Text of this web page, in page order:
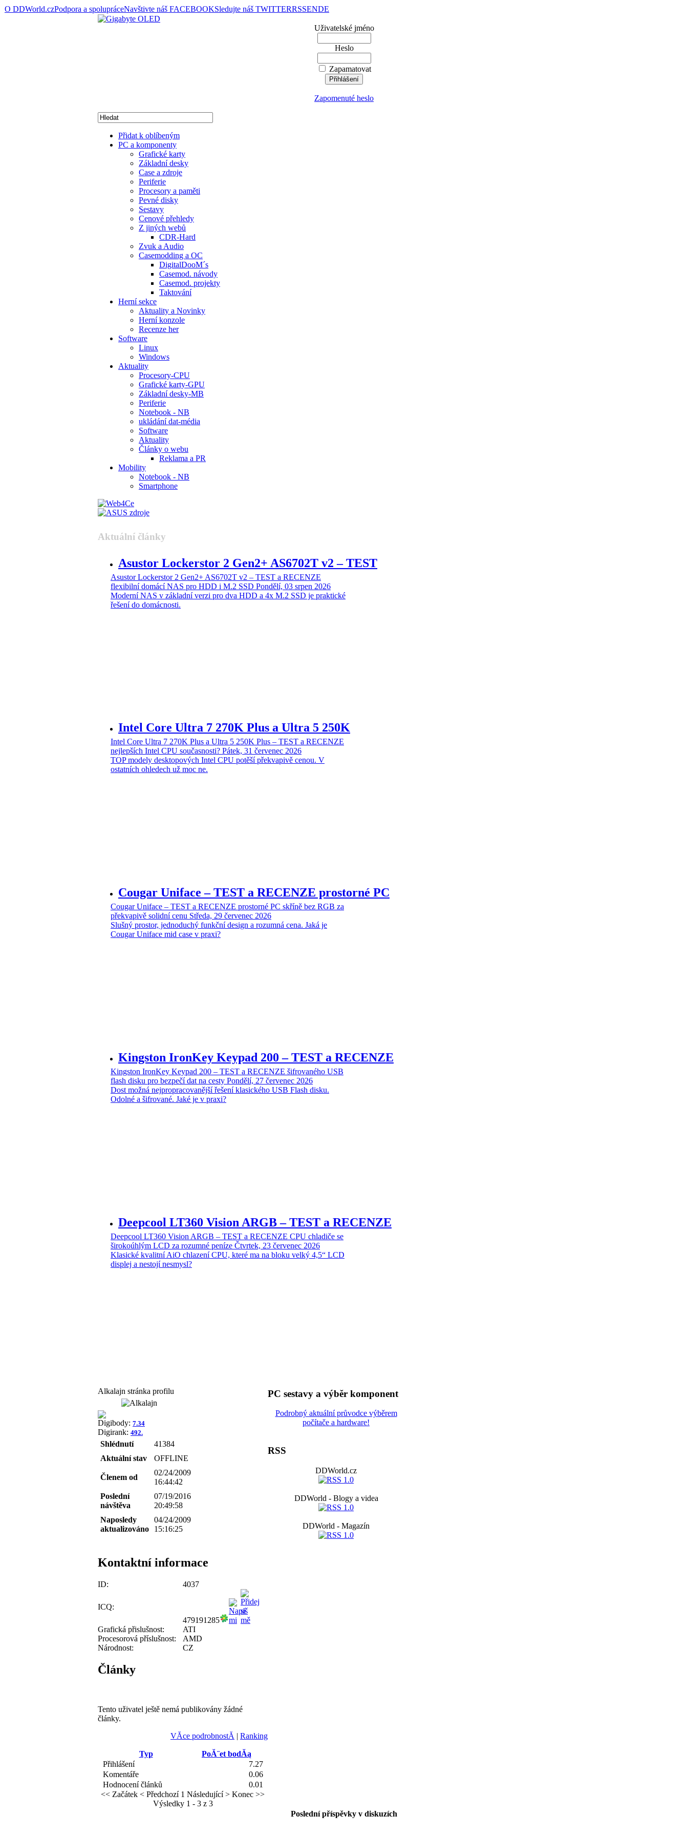
O DDWorld.czPodpora a spolupráceNavštivte náš FACEBOOKSledujte náš TWITTERRSSENDE
Uživatelské jméno
Heslo
Zapamatovat
Zapomenuté heslo
Přidat k oblíbeným
PC a komponenty
Grafické karty
Základní desky
Case a zdroje
Periferie
Procesory a paměti
Pevné disky
Sestavy
Cenové přehledy
Z jiných webů
CDR-Hard
Zvuk a Audio
Casemodding a OC
DigitalDooM´s
Casemod. návody
Casemod. projekty
Taktování
Herní sekce
Aktuality a Novinky
Herní konzole
Recenze her
Software
Linux
Windows
Aktuality
Procesory-CPU
Grafické karty-GPU
Základní desky-MB
Periferie
Notebook - NB
ukládání dat-média
Software
Aktuality
Články o webu
Reklama a PR
Mobility
Notebook - NB
Smartphone
Aktuální články
Asustor Lockerstor 2 Gen2+ AS6702T v2 – TEST
Asustor Lockerstor 2 Gen2+ AS6702T v2 – TEST a RECENZE
flexibilní domácí NAS pro HDD i M.2 SSD Pondělí, 03 srpen 2026
Moderní NAS v základní verzi pro dva HDD a 4x M.2 SSD je praktické
řešení do domácnosti.
Intel Core Ultra 7 270K Plus a Ultra 5 250K
Intel Core Ultra 7 270K Plus a Ultra 5 250K Plus – TEST a RECENZE
nejlepších Intel CPU současnosti? Pátek, 31 červenec 2026
TOP modely desktopových Intel CPU potěší překvapivě cenou. V
ostatních ohledech už moc ne.
Cougar Uniface – TEST a RECENZE prostorné PC
Cougar Uniface – TEST a RECENZE prostorné PC skříně bez RGB za
překvapivě solidní cenu Středa, 29 červenec 2026
Slušný prostor, jednoduchý funkční design a rozumná cena. Jaká je
Cougar Uniface mid case v praxi?
Kingston IronKey Keypad 200 – TEST a RECENZE
Kingston IronKey Keypad 200 – TEST a RECENZE šifrovaného USB
flash disku pro bezpečí dat na cesty Pondělí, 27 červenec 2026
Dost možná nejpropracovanější řešení klasického USB Flash disku.
Odolné a šifrované. Jaké je v praxi?
Deepcool LT360 Vision ARGB – TEST a RECENZE
Deepcool LT360 Vision ARGB – TEST a RECENZE CPU chladiče se
širokoúhlým LCD za rozumné peníze Čtvrtek, 23 červenec 2026
Klasické kvalitní AiO chlazení CPU, které ma na bloku velký 4,5“ LCD
displej a nestojí nesmysl?
Alkalajn stránka profilu
Digibody: 7.34
Digirank: 492.
Shlédnutí
41384
Aktuální stav
OFFLINE
Členem od
02/24/2009
16:44:42
Poslední
návštěva
07/19/2016
20:49:58
Naposledy
aktualizováno
04/24/2009
15:16:25
Kontaktní informace
ID: 4037
ICQ:
479191285
Grafická přislušnost:
ATI
Procesorová příslušnost:
AMD
Národnost:
CZ
Články
Tento uživatel ještě nemá publikovány žádné
články.
VĂ­ce podrobnostĂ­ | Ranking
Typ
PoĂ¨et bodĂą
Přihlášení
7.27
Komentáře
0.06
Hodnocení článků
0.01
<< Začátek < Předchozí 1 Následující > Konec >>
Výsledky 1 - 3 z 3
PC sestavy a výběr komponent
Podrobný aktuální průvodce výběrem
počítače a hardware!
RSS
DDWorld.cz
DDWorld - Blogy a videa
DDWorld - Magazín
Poslední příspěvky v diskuzích